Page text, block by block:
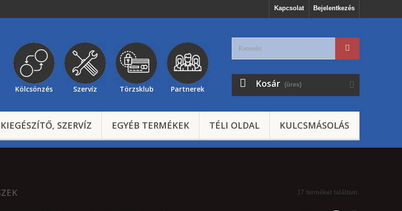
Bejelentkezés
Kapcsolat
Kölcsönzés Szervíz Törzsklub Partnerek Kosár (üres)
KIEGÉSZÍTŐ, SZERVÍZ EGYÉB TERMÉKEK TÉLI OLDAL KULCSMÁSOLÁS
17 terméket találtam.